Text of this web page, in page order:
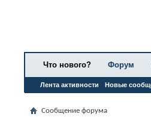
Что нового?
Лента активности Новые
Форум
Сообщение форума